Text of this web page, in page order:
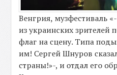
Венгрия, музфестиваль
из украинских зрителей
флаг на сцену. Типа
им! Сергей Шнуров
страны!»-, и отдал его